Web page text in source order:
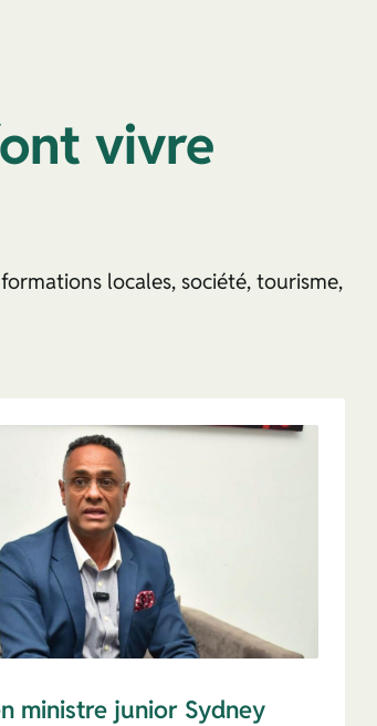
vivre
locales, société, tourisme,
ministre junior Sydney